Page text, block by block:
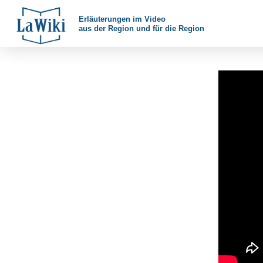
Erläuterungen im Video
aus der Region und für die Region